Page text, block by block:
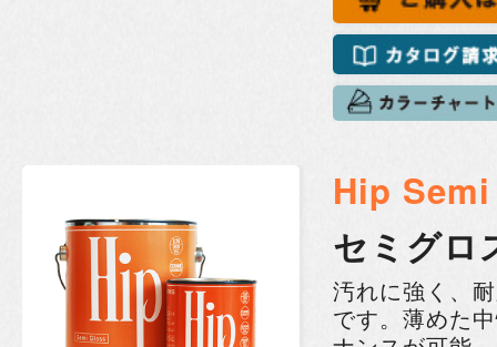
Hip
セミグロ
汚れに強く、
です。薄めた